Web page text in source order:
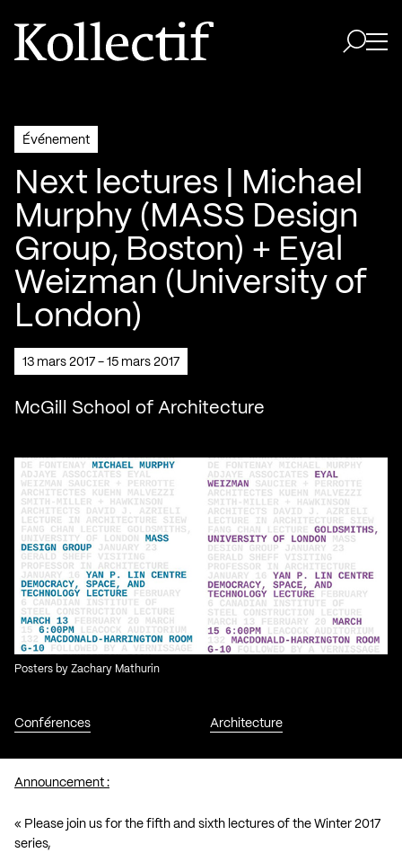
Aller à la page d'accueil
Logo Kollectif
Événement
Next lectures | Michael
Murphy (MASS Design
Group, Boston) + Eyal
Weizman (University of
London)
13 mars 2017 - 15 mars 2017
McGill School of Architecture
Conférences Architecture
Posters by Zachary Mathurin
Announcement :
« Please join us for the fifth and sixth lectures of the Winter 2017
series,